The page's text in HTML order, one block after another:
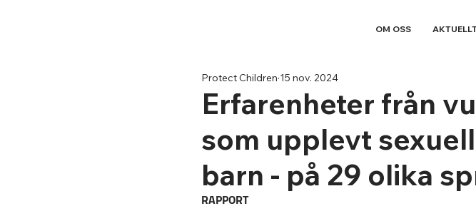
OM OSS
Erfarenheter från
som upplevt
barn - på 29 olika
Protect Children 15 nov. 2024
RAPPORT